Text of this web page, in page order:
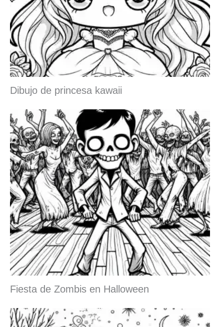
Dibujo de princesa kawaii
Fiesta de Zombis en Halloween